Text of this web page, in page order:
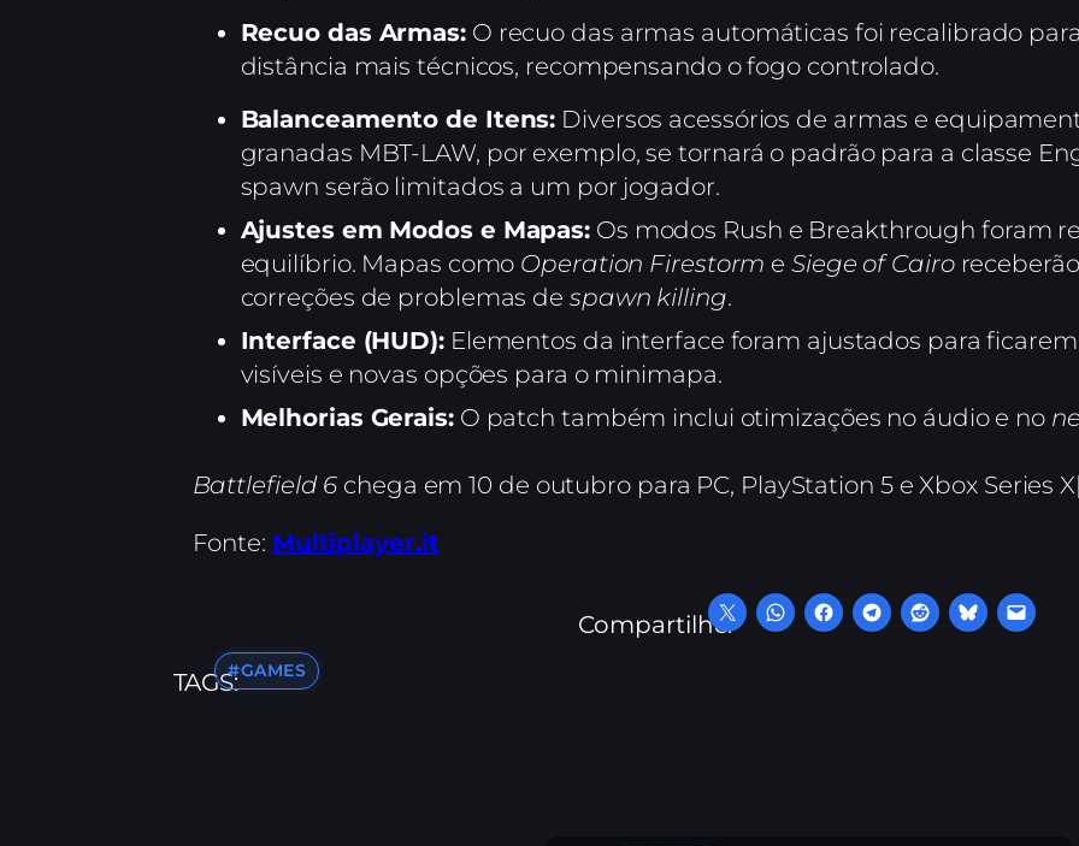
Recuo das Armas:O recuo das armas automáticas foi recalibrado
distância mais técnicos, recompensando o fogo controlado.
Balanceamento de Itens: Diversos acessórios de armas e
granadas MBT-LAW, por exemplo, se tornará o padrão para a classe
spawn serão limitados a um por jogador.
Ajustes em Modos e Mapas: Os modos Rush e Breakthrough foram
equilíbrio. Mapas como Operation Firestorm eSiege of Cairo
correções de problemas de spawn killing.
Interface (HUD):Elementos da interface foram ajustados para
visíveis e novas opções para o minimapa.
Melhorias Gerais:O patch também inclui otimizações no áudio e no
Battlefield 6 chega em 10 de outubro para PC, PlayStation 5 e Xbox Series
Fonte: Multiplayer.it
Compartilhe:
TAGS:#GAMES